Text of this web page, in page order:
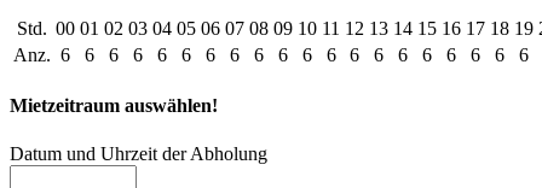
Std. 00 01 02 03 04 05 06 07 08 09 10 11 12 13 14 15 16 17 18 19
Anz. 6 6 6 6 6 6 6 6 6 6 6 6 6 6 6 6 6 6 6 6
Mietzeitraum auswählen!
Datum und Uhrzeit der Abholung